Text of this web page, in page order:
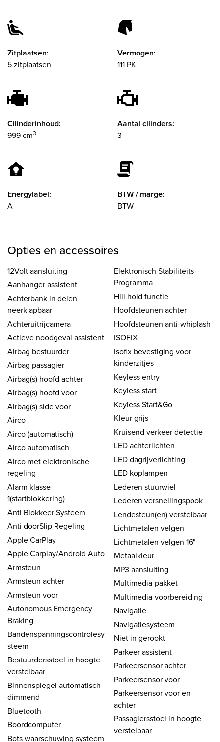
Zitplaatsen:
5 zitplaatsen
Vermogen:
111 PK
Cilinderinhoud:
999 cm3
Aantal cilinders:
3
Energylabel:
A
BTW / marge:
BTW
Opties en accessoires
12Volt aansluiting
Aanhanger assistent
Achterbank in delen
neerklapbaar
Achteruitrijcamera
Actieve noodgeval assistent
Airbag bestuurder
Airbag passagier
Airbag(s) hoofd achter
Airbag(s) hoofd voor
Airbag(s) side voor
Airco
Airco (automatisch)
Airco automatisch
Airco met elektronische
regeling
Alarm klasse
1(startblokkering)
Anti Blokkeer Systeem
Anti doorSlip Regeling
Apple CarPlay
Apple Carplay/Android Auto
Armsteun
Armsteun achter
Armsteun voor
Autonomous Emergency
Braking
Bandenspanningscontrolesy
steem
Bestuurdersstoel in hoogte
verstelbaar
Binnenspiegel automatisch
dimmend
Bluetooth
Boordcomputer
Bots waarschuwing systeem
Elektronisch Stabiliteits
Programma
Hill hold functie
Hoofdsteunen achter
Hoofdsteunen anti-whiplash
ISOFIX
Isofix bevestiging voor
kinderzitjes
Keyless entry
Keyless start
Keyless Start&Go
Kleur grijs
Kruisend verkeer detectie
LED achterlichten
LED dagrijverlichting
LED koplampen
Lederen stuurwiel
Lederen versnellingspook
Lendesteun(en) verstelbaar
Lichtmetalen velgen
Lichtmetalen velgen 16"
Metaalkleur
MP3 aansluiting
Multimedia-pakket
Multimedia-voorbereiding
Navigatie
Navigatiesysteem
Niet in gerookt
Parkeer assistent
Parkeersensor achter
Parkeersensor voor
Parkeersensor voor en
achter
Passagiersstoel in hoogte
verstelbaar